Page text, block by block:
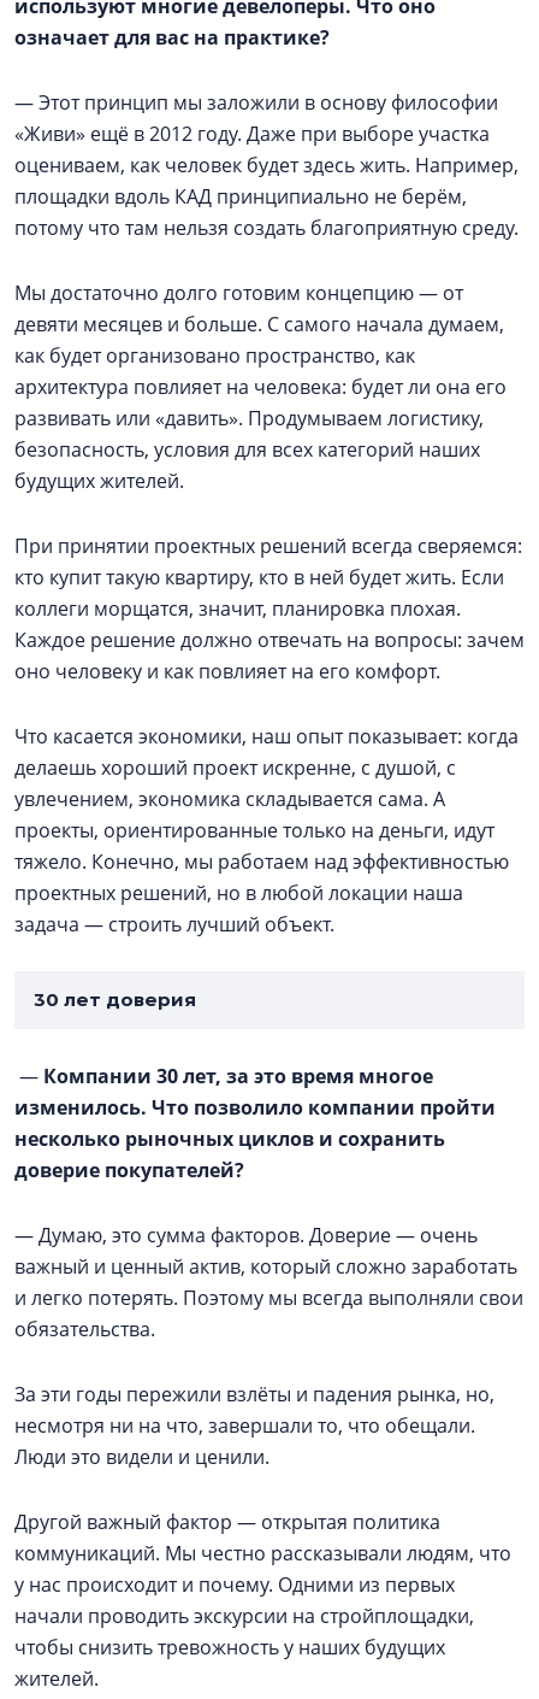
используют многие девелоперы. Что оно
означает для вас на практике?
— Этот принцип мы заложили в основу философии
«Живи» ещё в 2012 году. Даже при выборе участка
оцениваем, как человек будет здесь жить. Например,
площадки вдоль КАД принципиально не берём,
потому что там нельзя создать благоприятную среду.
Мы достаточно долго готовим концепцию — от
девяти месяцев и больше. С самого начала думаем,
как будет организовано пространство, как
архитектура повлияет на человека: будет ли она его
развивать или «давить». Продумываем логистику,
безопасность, условия для всех категорий наших
будущих жителей.
При принятии проектных решений всегда сверяемся:
кто купит такую квартиру, кто в ней будет жить. Если
коллеги морщатся, значит, планировка плохая.
Каждое решение должно отвечать на вопросы: зачем
оно человеку и как повлияет на его комфорт.
Что касается экономики, наш опыт показывает: когда
делаешь хороший проект искренне, с душой, с
увлечением, экономика складывается сама. А
проекты, ориентированные только на деньги, идут
тяжело. Конечно, мы работаем над эффективностью
проектных решений, но в любой локации наша
задача — строить лучший объект.
30 лет доверия
— Компании 30 лет, за это время многое
изменилось. Что позволило компании пройти
несколько рыночных циклов и сохранить
доверие покупателей?
— Думаю, это сумма факторов. Доверие — очень
важный и ценный актив, который сложно заработать
и легко потерять. Поэтому мы всегда выполняли свои
обязательства.
За эти годы пережили взлёты и падения рынка, но,
несмотря ни на что, завершали то, что обещали.
Люди это видели и ценили.
Другой важный фактор — открытая политика
коммуникаций. Мы честно рассказывали людям, что
у нас происходит и почему. Одними из первых
начали проводить экскурсии на стройплощадки,
чтобы снизить тревожность у наших будущих
жителей.